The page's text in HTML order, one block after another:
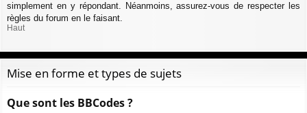
simplement en y répondant. Néanmoins, assurez-vous de respecter les
règles du forum en le faisant.
Haut
Mise en forme et types de sujets
Que sont les BBCodes ?